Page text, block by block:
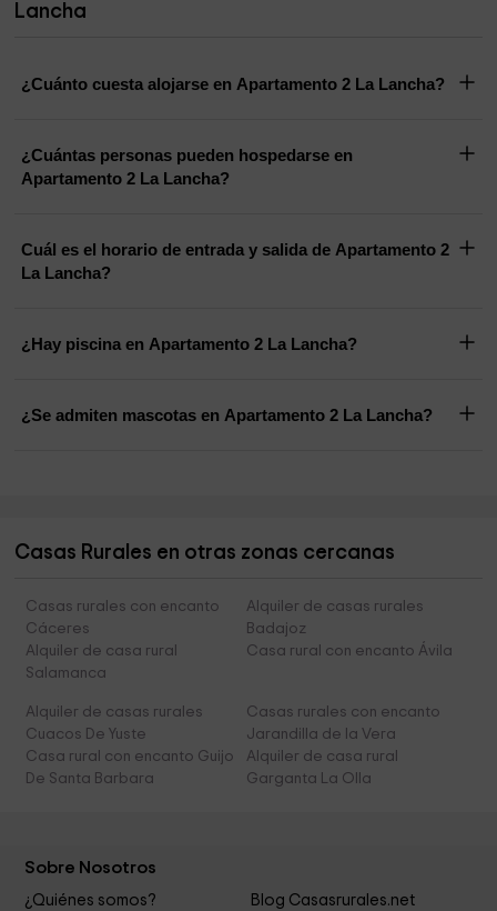
Lancha
¿Cuánto cuesta alojarse en Apartamento 2 La Lancha?
¿Cuántas personas pueden hospedarse en
Apartamento 2 La Lancha?
Cuál es el horario de entrada y salida de Apartamento 2
La Lancha?
¿Hay piscina en Apartamento 2 La Lancha?
¿Se admiten mascotas en Apartamento 2 La Lancha?
Casas Rurales en otras zonas cercanas
Casas rurales con encanto
Cáceres
Alquiler de casas rurales
Badajoz
Alquiler de casa rural
Salamanca
Casa rural con encanto Ávila
Alquiler de casas rurales
Cuacos De Yuste
Casas rurales con encanto
Jarandilla de la Vera
Casa rural con encanto Guijo
De Santa Barbara
Alquiler de casa rural
Garganta La Olla
Sobre Nosotros
¿Quiénes somos? Blog Casasrurales.net